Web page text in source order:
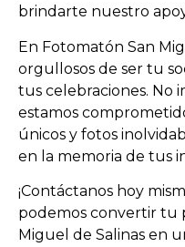
brindarte nuestro
En Fotomatón San
orgullosos de ser tu
tus celebraciones. No
estamos
únicos y fotos
en la memoria de tus
¡Contáctanos hoy
podemos convertir tu
Miguel de Salinas en